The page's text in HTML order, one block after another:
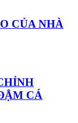
CỦA NHÀ
CÁ